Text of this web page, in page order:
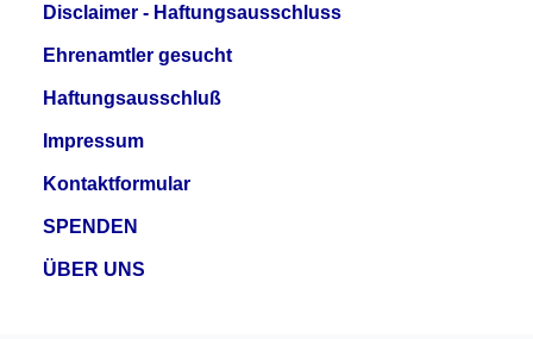
Disclaimer - Haftungsausschluss
Ehrenamtler gesucht
Haftungsausschluß
Impressum
Kontaktformular
SPENDEN
ÜBER UNS